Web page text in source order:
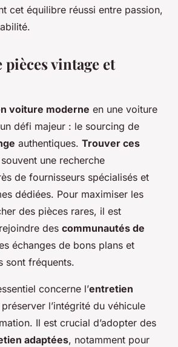
cet équilibre réussi entre passion,
vintage et
voiture moderne en une voiture
défi majeur : le sourcing de
authentiques. Trouver ces
une recherche
de fournisseurs spécialisés et
dédiées. Pour maximiser les
des pièces rares, il est
des communautés de
échanges de bons plans et
sont fréquents.
concerne l’entretien
l’intégrité du véhicule
Il est crucial d’adopter des
adaptées, notamment pour